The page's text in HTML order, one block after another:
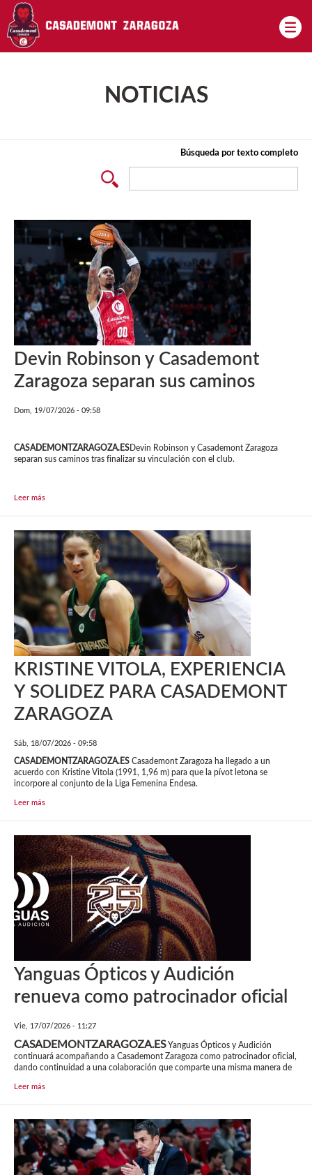
Pasar al contenido principal
NOTICIAS
Búsqueda por texto completo
Devin Robinson y Casademont
Zaragoza separan sus caminos
Dom, 19/07/2026 - 09:58
CASADEMONTZARAGOZA.ESDevin Robinson y Casademont Zaragoza
separan sus caminos tras finalizar su vinculación con el club.
Leer más
KRISTINE VITOLA, EXPERIENCIA
Y SOLIDEZ PARA CASADEMONT
ZARAGOZA
Sáb, 18/07/2026 - 09:58
CASADEMONTZARAGOZA.ES Casademont Zaragoza ha llegado a un
acuerdo con Kristine Vitola (1991, 1,96 m) para que la pívot letona se
incorpore al conjunto de la Liga Femenina Endesa.
Leer más
Yanguas Ópticos y Audición
renueva como patrocinador oficial
Vie, 17/07/2026 - 11:27
CASADEMONTZARAGOZA.ESYanguas Ópticos y Audición
continuará acompañando a Casademont Zaragoza como patrocinador oficial,
dando continuidad a una colaboración que comparte una misma manera de
Leer más